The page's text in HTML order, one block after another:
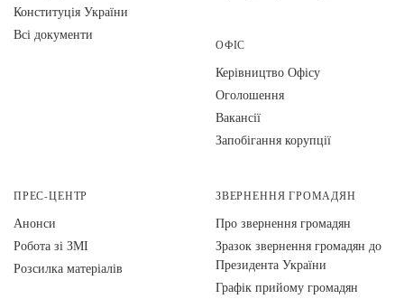
Конституція України
Всі документи
ОФІС
Керівництво Офісу
Оголошення
Вакансії
Запобігання корупції
ПРЕС-ЦЕНТР
Анонси
Робота зі ЗМІ
Розсилка матеріалів
ЗВЕРНЕННЯ ГРОМАДЯН
Про звернення громадян
Зразок звернення громадян до
Президента України
Графік прийому громадян